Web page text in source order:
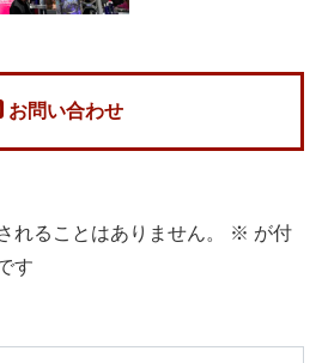
お問い合わせ
れることはありません。 ※ が付
す